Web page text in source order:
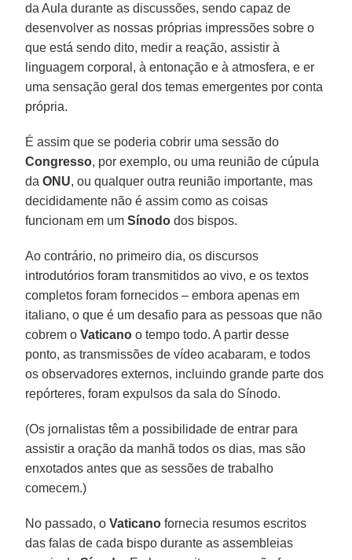
da Aula durante as discussões, sendo capaz de
desenvolver as nossas próprias impressões sobre o
que está sendo dito, medir a reação, assistir à
linguagem corporal, à entonação e à atmosfera, e er
uma sensação geral dos temas emergentes por conta
própria.
É assim que se poderia cobrir uma sessão do
Congresso, por exemplo, ou uma reunião de cúpula
daONU, ou qualquer outra reunião importante, mas
decididamente não é assim como as coisas
funcionam em umSínodo dos bispos.
Ao contrário, no primeiro dia, os discursos
introdutórios foram transmitidos ao vivo, e os textos
completos foram fornecidos – embora apenas em
italiano, o que é um desafio para as pessoas que não
cobrem oVaticano o tempo todo. A partir desse
ponto, as transmissões de vídeo acabaram, e todos
os observadores externos, incluindo grande parte dos
repórteres, foram expulsos da sala do Sínodo.
(Os jornalistas têm a possibilidade de entrar para
assistir a oração da manhã todos os dias, mas são
enxotados antes que as sessões de trabalho
comecem.)
No passado, oVaticano fornecia resumos escritos
das falas de cada bispo durante as assembleias